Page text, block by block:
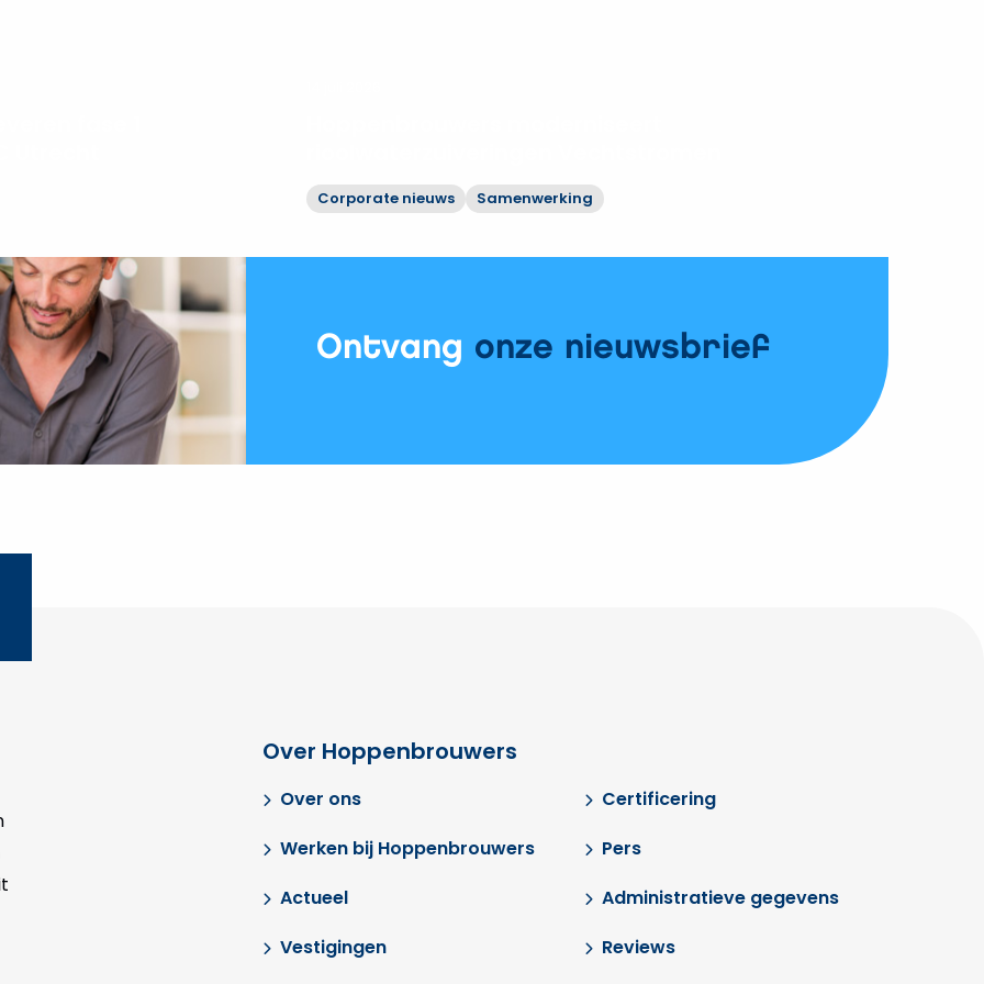
Corporate nieuws Samenwerking
Hoppenbrouwers
Vechtstromen
Ontvang onze nieuwsbrief
Over Hoppenbrouwers
Over ons
Werken bij Hoppenbrouwers
Actueel
Vestigingen
Certificering
Pers
Administratieve gegevens
Reviews